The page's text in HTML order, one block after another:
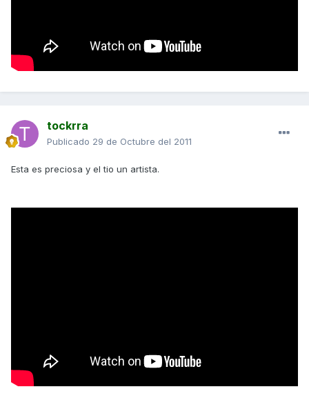
tockrra
Publicado 29 de Octubre del 2011
Esta es preciosa y el tio un artista.